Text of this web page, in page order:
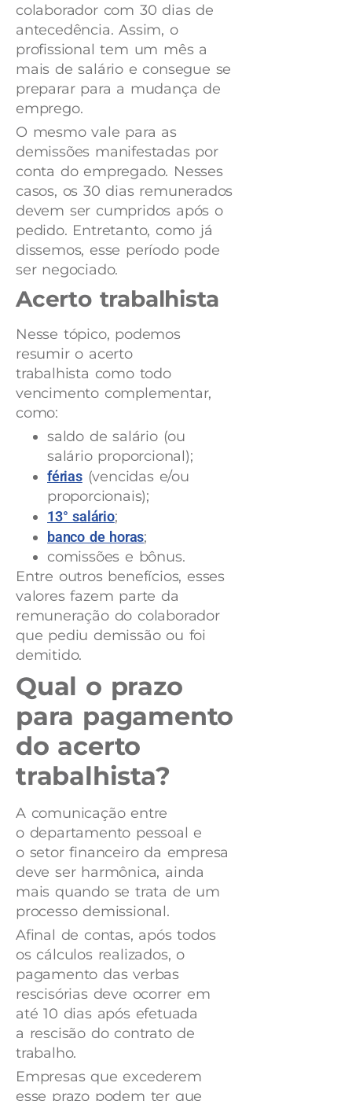
colaborador com 30 dias de
antecedência. Assim, o
profissional tem um mês a
mais de salário e consegue se
preparar para a mudança de
emprego.
O mesmo vale para as
demissões manifestadas por
conta do empregado. Nesses
casos, os 30 dias remunerados
devem ser cumpridos após o
pedido. Entretanto, como já
dissemos, esse período pode
ser negociado.
Acerto trabalhista
Nesse tópico, podemos
resumir o acerto
trabalhista como todo
vencimento complementar,
como:
saldo de salário (ou
salário proporcional);
férias(vencidas e/ou
proporcionais);
13° salário;
banco de horas;
comissões e bônus.
Entre outros benefícios, esses
valores fazem parte da
remuneração do colaborador
que pediu demissão ou foi
demitido.
Qual o prazo
para pagamento
do acerto
trabalhista?
A comunicação entre
o departamento pessoal e
o setor financeiro da empresa
deve ser harmônica, ainda
mais quando se trata de um
processo demissional.
Afinal de contas, após todos
os cálculos realizados, o
pagamento das verbas
rescisórias deve ocorrer em
até 10 dias após efetuada
a rescisão do contrato de
trabalho.
Empresas que excederem
esse prazo podem ter que